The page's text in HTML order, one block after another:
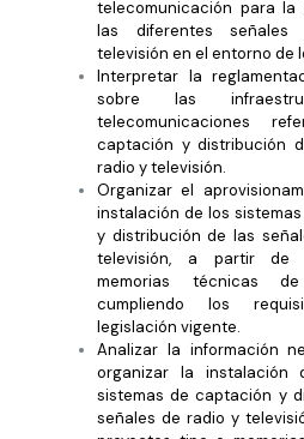
telecomunicación para la
las diferentes
televisión en el entorno de
Interpretar la
sobre las
telecomunicaciones
captación y distribución
radio y televisión.
Organizar el
instalación de los
y distribución de las
televisión, a partir de
memorias técnicas de
cumpliendo los
legislación vigente.
Analizar la información
organizar la instalación
sistemas de captación y
señales de radio y